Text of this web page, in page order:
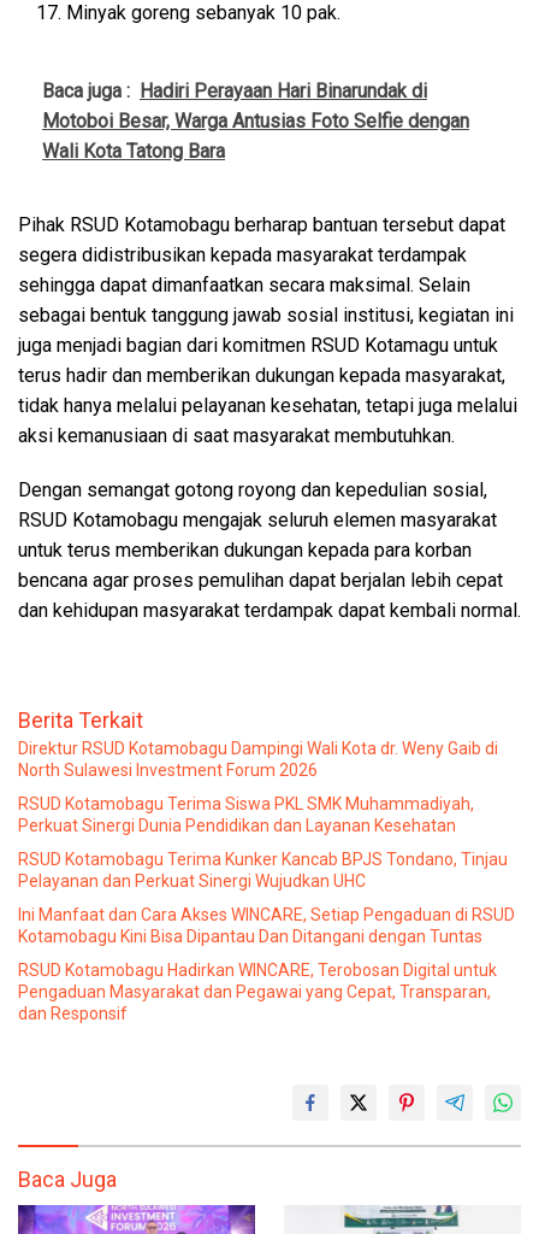
Minyak goreng sebanyak 10 pak.
Baca juga : Hadiri Perayaan Hari Binarundak di
Motoboi Besar, Warga Antusias Foto Selfie dengan
Wali Kota Tatong Bara
Pihak RSUD Kotamobagu berharap bantuan tersebut dapat
segera didistribusikan kepada masyarakat terdampak
sehingga dapat dimanfaatkan secara maksimal. Selain
sebagai bentuk tanggung jawab sosial institusi, kegiatan ini
juga menjadi bagian dari komitmen RSUD Kotamagu untuk
terus hadir dan memberikan dukungan kepada masyarakat,
tidak hanya melalui pelayanan kesehatan, tetapi juga melalui
aksi kemanusiaan di saat masyarakat membutuhkan.
Dengan semangat gotong royong dan kepedulian sosial,
RSUD Kotamobagu mengajak seluruh elemen masyarakat
untuk terus memberikan dukungan kepada para korban
bencana agar proses pemulihan dapat berjalan lebih cepat
dan kehidupan masyarakat terdampak dapat kembali normal.
Berita Terkait
Direktur RSUD Kotamobagu Dampingi Wali Kota dr. Weny Gaib di
North Sulawesi Investment Forum 2026
RSUD Kotamobagu Terima Siswa PKL SMK Muhammadiyah,
Perkuat Sinergi Dunia Pendidikan dan Layanan Kesehatan
RSUD Kotamobagu Terima Kunker Kancab BPJS Tondano, Tinjau
Pelayanan dan Perkuat Sinergi Wujudkan UHC
Ini Manfaat dan Cara Akses WINCARE, Setiap Pengaduan di RSUD
Kotamobagu Kini Bisa Dipantau Dan Ditangani dengan Tuntas
RSUD Kotamobagu Hadirkan WINCARE, Terobosan Digital untuk
Pengaduan Masyarakat dan Pegawai yang Cepat, Transparan,
dan Responsif
Baca Juga